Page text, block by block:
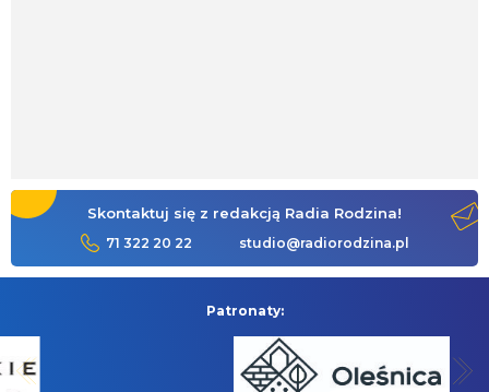
Skontaktuj się z redakcją Radia Rodzina!
71 322 20 22 studio@radiorodzina.pl
Patronaty: